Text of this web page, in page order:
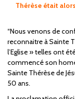
Thérèse était
“Nous venons de
reconnaitre à Sainte
l’Eglise » telles ont
commencé son
Sainte Thérèse de
50 ans.